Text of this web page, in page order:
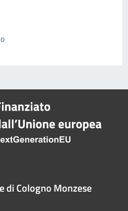
di Cologno Monzese